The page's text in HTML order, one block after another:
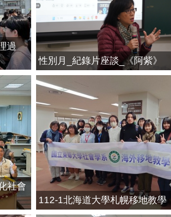
過
性別月_紀錄片座談_《阿紫》
社會
112-1北海道大學札幌移地教學